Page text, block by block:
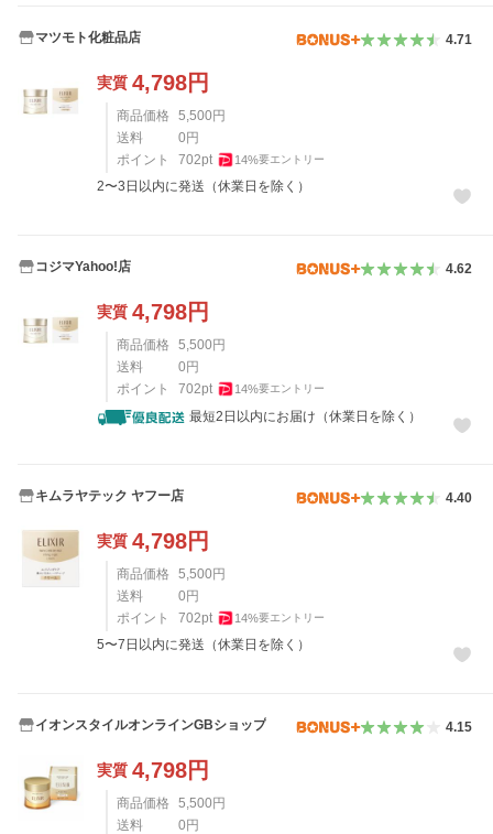
マツモト化粧品店 4.71
実質 4,798円
商品価格 5,500 円
送料
0 円
ポイント
702pt 14%要エントリー
2〜3日以内に発送（休業日を除く）
コジマYahoo!店 4.62
実質 4,798円
商品価格 5,500 円
送料
0 円
ポイント
702pt 14%要エントリー
最短2日以内にお届け（休業日を除く）
キムラヤテック ヤフー店 4.40
実質 4,798円
商品価格 5,500 円
送料
0 円
ポイント
702pt 14%要エントリー
5〜7日以内に発送（休業日を除く）
イオンスタイルオンラインGBショップ 4.15
実質 4,798円
商品価格 5,500 円
送料
0 円